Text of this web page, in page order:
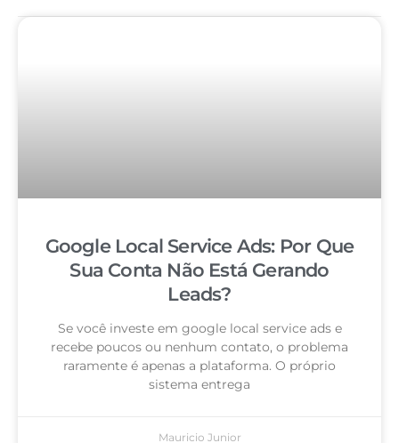
Google Local Service Ads: Por Que
Sua Conta Não Está Gerando
Leads?
Se você investe em google local service ads e
recebe poucos ou nenhum contato, o problema
raramente é apenas a plataforma. O próprio
sistema entrega
Mauricio Junior